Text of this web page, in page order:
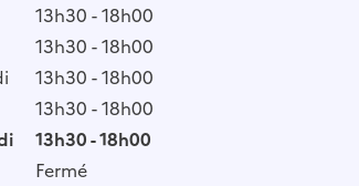
13h30 - 18h00
13h30 - 18h00
13h30 - 18h00
13h30 - 18h00
13h30 - 18h00
Fermé